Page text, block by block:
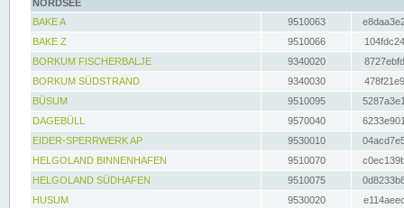
NORDSEE
BAKE A
9510063
BAKE Z
9510066
BORKUM FISCHERBALJE
9340020
BORKUM SÜDSTRAND
9340030
BÜSUM
9510095
DAGEBÜLL
9570040
EIDER-SPERRWERK AP
9530010
HELGOLAND BINNENHAFEN
9510070
HELGOLAND SÜDHAFEN
9510075
HUSUM
9530020